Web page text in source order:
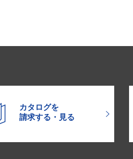
カタログを
請求する・見る